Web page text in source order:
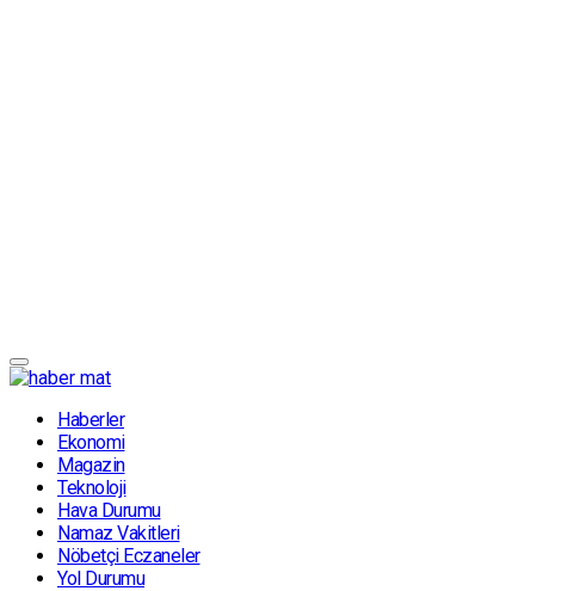
Haberler
Ekonomi
Magazin
Teknoloji
Hava Durumu
Namaz Vakitleri
Nöbetçi Eczaneler
Yol Durumu